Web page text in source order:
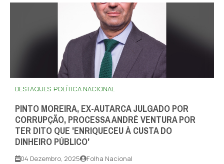
DESTAQUES POLÍTICA NACIONAL
PINTO MOREIRA, EX-AUTARCA JULGADO POR
CORRUPÇÃO, PROCESSA ANDRÉ VENTURA POR
TER DITO QUE 'ENRIQUECEU À CUSTA DO
DINHEIRO PÚBLICO'
04 Dezembro, 2025 Folha Nacional